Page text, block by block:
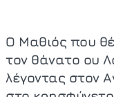
Ο Μαθιός που
τον θάνατο ου
λέγοντας στον